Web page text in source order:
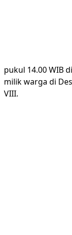
pukul 14.00 WIB
milik warga di
VIII.